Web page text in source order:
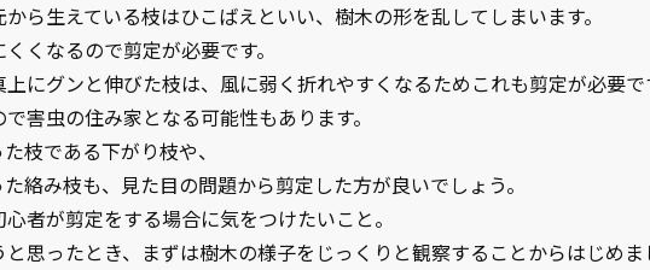
ら生えている枝はひこばえといい、樹木の形を乱してしまいます。
くなるので剪定が必要です。
にグンと伸びた枝は、風に弱く折れやすくなるためこれも剪定が必要で
害虫の住み家となる可能性もあります。
枝である下がり枝や、
絡み枝も、見た目の問題から剪定した方が良いでしょう。
者が剪定をする場合に気をつけたいこと。
思ったとき、まずは樹木の様子をじっくりと観察することからはじめま